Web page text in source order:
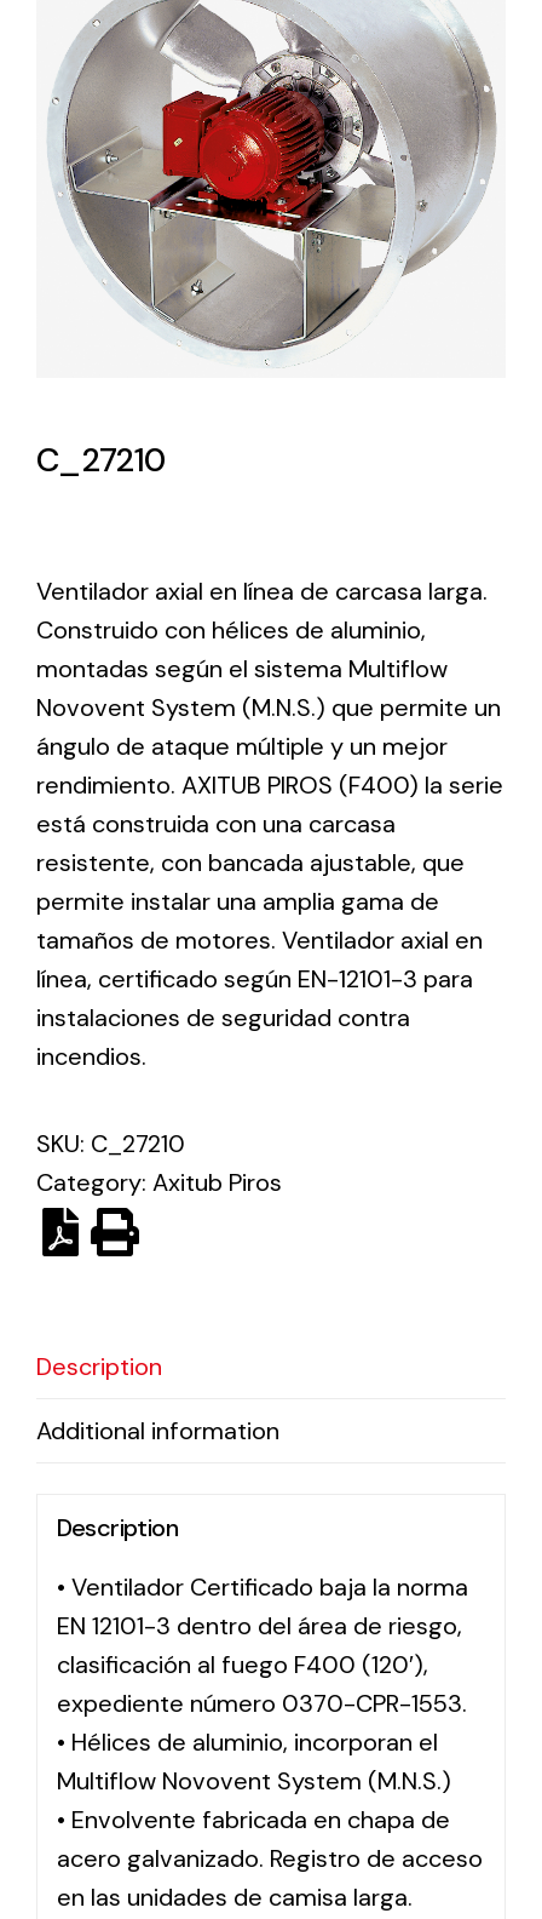
Lighting and Electrical
Equipment
Complete solutions in lighting and electrical
material for each project and need
Ventilation
The incorporation of Novovent into the group
meant a greater offer of ventilation products for
different uses
Iluminación Solar
de necesidades.
Solar lighting
Variety of solar solutions for all kinds of needs.
C_27210
Ventilador axial en línea de carcasa larga.
Construido con hélices de aluminio,
montadas según el sistema Multiflow
Novovent System (M.N.S.) que permite un
ángulo de ataque múltiple y un mejor
rendimiento. AXITUB PIROS (F400) la serie
está construida con una carcasa
resistente, con bancada ajustable, que
permite instalar una amplia gama de
tamaños de motores. Ventilador axial en
línea, certificado según EN-12101-3 para
instalaciones de seguridad contra
incendios.
SKU: C_27210
Category: Axitub Piros
Description
Additional information
Description
• Ventilador Certificado baja la norma
EN 12101-3 dentro del área de riesgo,
clasificación al fuego F400 (120′),
expediente número 0370-CPR-1553.
• Hélices de aluminio, incorporan el
Multiflow Novovent System (M.N.S.)
• Envolvente fabricada en chapa de
acero galvanizado. Registro de acceso
en las unidades de camisa larga.